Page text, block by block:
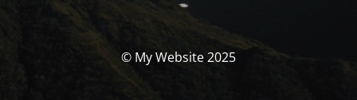
© My Website 2025